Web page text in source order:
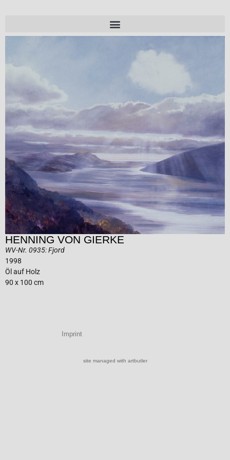
HENNING VON GIERKE
WV-Nr. 0935: Fjord
1998
Öl auf Holz
90 x 100 cm
Imprint
site managed with artbutler